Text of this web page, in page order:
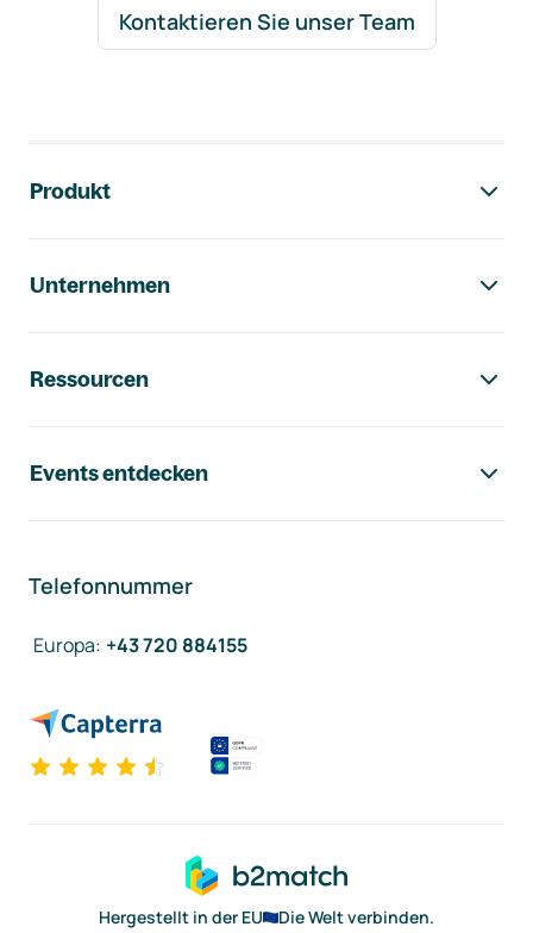
Kontaktieren Sie unser Team
Produkt
Unternehmen
Ressourcen
Events entdecken
Telefonnummer
Europa: +43 720 884155
Hergestellt in der EU
Die Welt verbinden.